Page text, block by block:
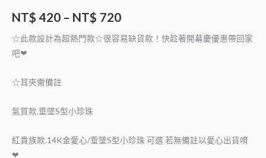
NT$ 420 – NT$ 720
☆此款設計為超熱門款☆很容易缺貨款！快趁著開幕慶優惠帶回家
吧❤
☆耳夾需備註
氣質款.垂墜S型小珍珠
紅貴族款.14K金愛心/垂墜S型小珍珠 可選 若無備註以愛心出貨唷
❤